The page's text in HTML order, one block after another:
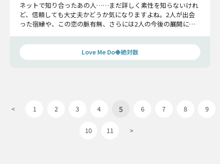
ネットで知り合ったあの人……まだ詳しく素性を知らないけれ
ど、信頼しても大丈夫かどうか気になりますよね。2人が出会
った宿縁や、この恋の脈有無、さらには2人の今後の展開につ
Love Me Do◆絶対数
< 1 2 3 4 5 6 7 8 9
10 11 >